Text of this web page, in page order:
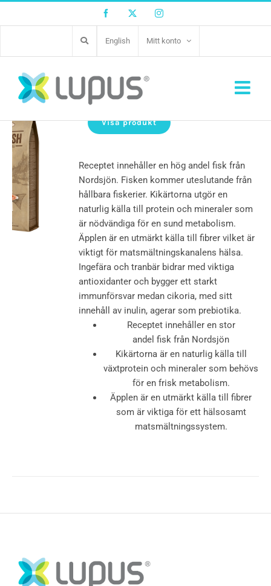
Facebook Twitter Instagram
English Mitt konto
True Fresh Fish Adult
Visa produkt
Receptet innehåller en hög andel fisk från
Nordsjön. Fisken kommer uteslutande från
hållbara fiskerier. Kikärtorna utgör en
naturlig källa till protein och mineraler som
är nödvändiga för en sund metabolism.
Äpplen är en utmärkt källa till fibrer vilket är
viktigt för matsmältningskanalens hälsa.
Ingefära och tranbär bidrar med viktiga
antioxidanter och bygger ett starkt
immunförsvar medan cikoria, med sitt
innehåll av inulin, agerar som prebiotika.
Receptet innehåller en stor
andel fisk från Nordsjön
Kikärtorna är en naturlig källa till
växtprotein och mineraler som behövs
för en frisk metabolism.
Äpplen är en utmärkt källa till fibrer
som är viktiga för ett hälsosamt
matsmältningssystem.